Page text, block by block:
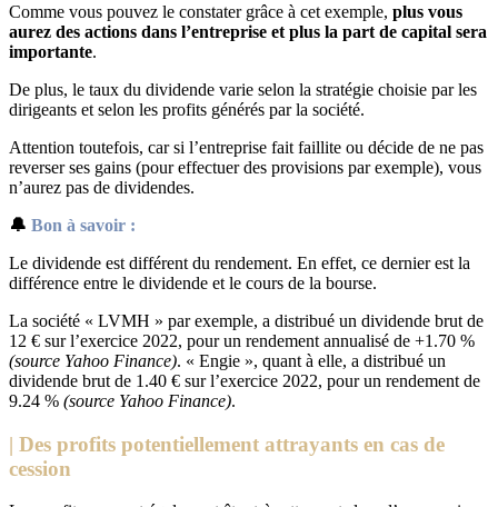
Comme vous pouvez le constater grâce à cet exemple, plus vous
aurez des actions dans l’entreprise et plus la part de capital sera
importante.
De plus, le taux du dividende varie selon la stratégie choisie par les
dirigeants et selon les profits générés par la société.
Attention toutefois, car si l’entreprise fait faillite ou décide de ne pas
reverser ses gains (pour effectuer des provisions par exemple), vous
n’aurez pas de dividendes.
🔔 Bon à savoir :
Le dividende est différent du rendement. En effet, ce dernier est la
différence entre le dividende et le cours de la bourse.
La société « LVMH » par exemple, a distribué un dividende brut de
12 € sur l’exercice 2022, pour un rendement annualisé de +1.70 %
(source Yahoo Finance). « Engie », quant à elle, a distribué un
dividende brut de 1.40 € sur l’exercice 2022, pour un rendement de
9.24 % (source Yahoo Finance).
| Des profits potentiellement attrayants en cas de
cession